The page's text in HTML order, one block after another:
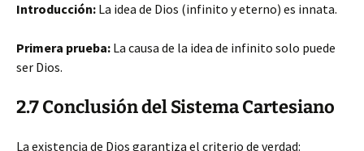
Introducción: La idea de Dios (infinito y eterno) es innata.
Primera prueba: La causa de la idea de infinito solo puede
ser Dios.
2.7 Conclusión del Sistema Cartesiano
La existencia de Dios garantiza el criterio de verdad: